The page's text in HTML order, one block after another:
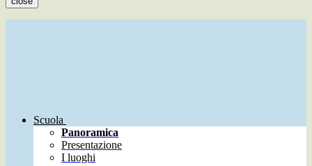
Scuola
Panoramica
Presentazione
I luoghi